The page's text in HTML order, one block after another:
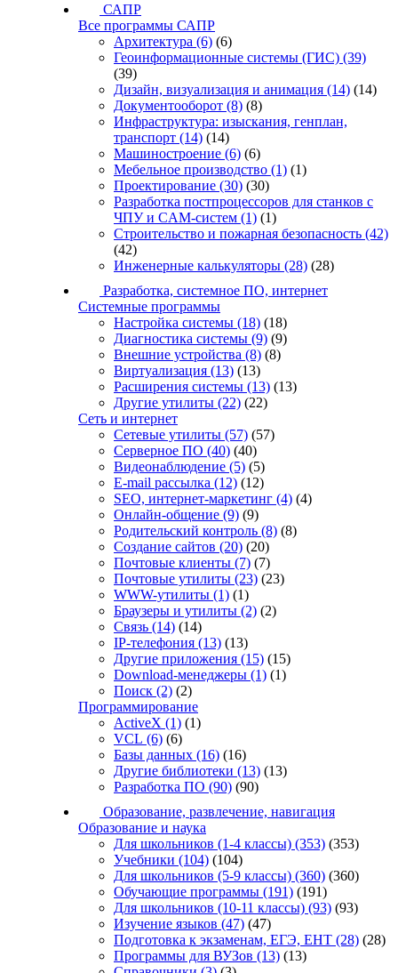
САПР
Все программы САПР
Архитектура (6) (6)
Геоинформационные системы (ГИС) (39)
(39)
Дизайн, визуализация и анимация (14) (14)
Документооборот (8) (8)
Инфраструктура: изыскания, генплан,
транспорт (14) (14)
Машиностроение (6) (6)
Мебельное производство (1) (1)
Проектирование (30) (30)
Разработка постпроцессоров для станков с
ЧПУ и CAM-систем (1) (1)
Строительство и пожарная безопасность (42)
(42)
Инженерные калькуляторы (28) (28)
Разработка, системное ПО, интернет
Системные программы
Настройка системы (18) (18)
Диагностика системы (9) (9)
Внешние устройства (8) (8)
Виртуализация (13) (13)
Расширения системы (13) (13)
Другие утилиты (22) (22)
Сеть и интернет
Сетевые утилиты (57) (57)
Серверное ПО (40) (40)
Видеонаблюдение (5) (5)
E-mail рассылка (12) (12)
SEO, интернет-маркетинг (4) (4)
Онлайн-общение (9) (9)
Родительский контроль (8) (8)
Создание сайтов (20) (20)
Почтовые клиенты (7) (7)
Почтовые утилиты (23) (23)
WWW-утилиты (1) (1)
Браузеры и утилиты (2) (2)
Связь (14) (14)
IP-телефония (13) (13)
Другие приложения (15) (15)
Download-менеджеры (1) (1)
Поиск (2) (2)
Программирование
ActiveX (1) (1)
VCL (6) (6)
Базы данных (16) (16)
Другие библиотеки (13) (13)
Разработка ПО (90) (90)
Образование, развлечение, навигация
Образование и наука
Для школьников (1-4 классы) (353) (353)
Учебники (104) (104)
Для школьников (5-9 классы) (360) (360)
Обучающие программы (191) (191)
Для школьников (10-11 классы) (93) (93)
Изучение языков (47) (47)
Подготовка к экзаменам, ЕГЭ, ЕНТ (28) (28)
Программы для ВУЗов (13) (13)